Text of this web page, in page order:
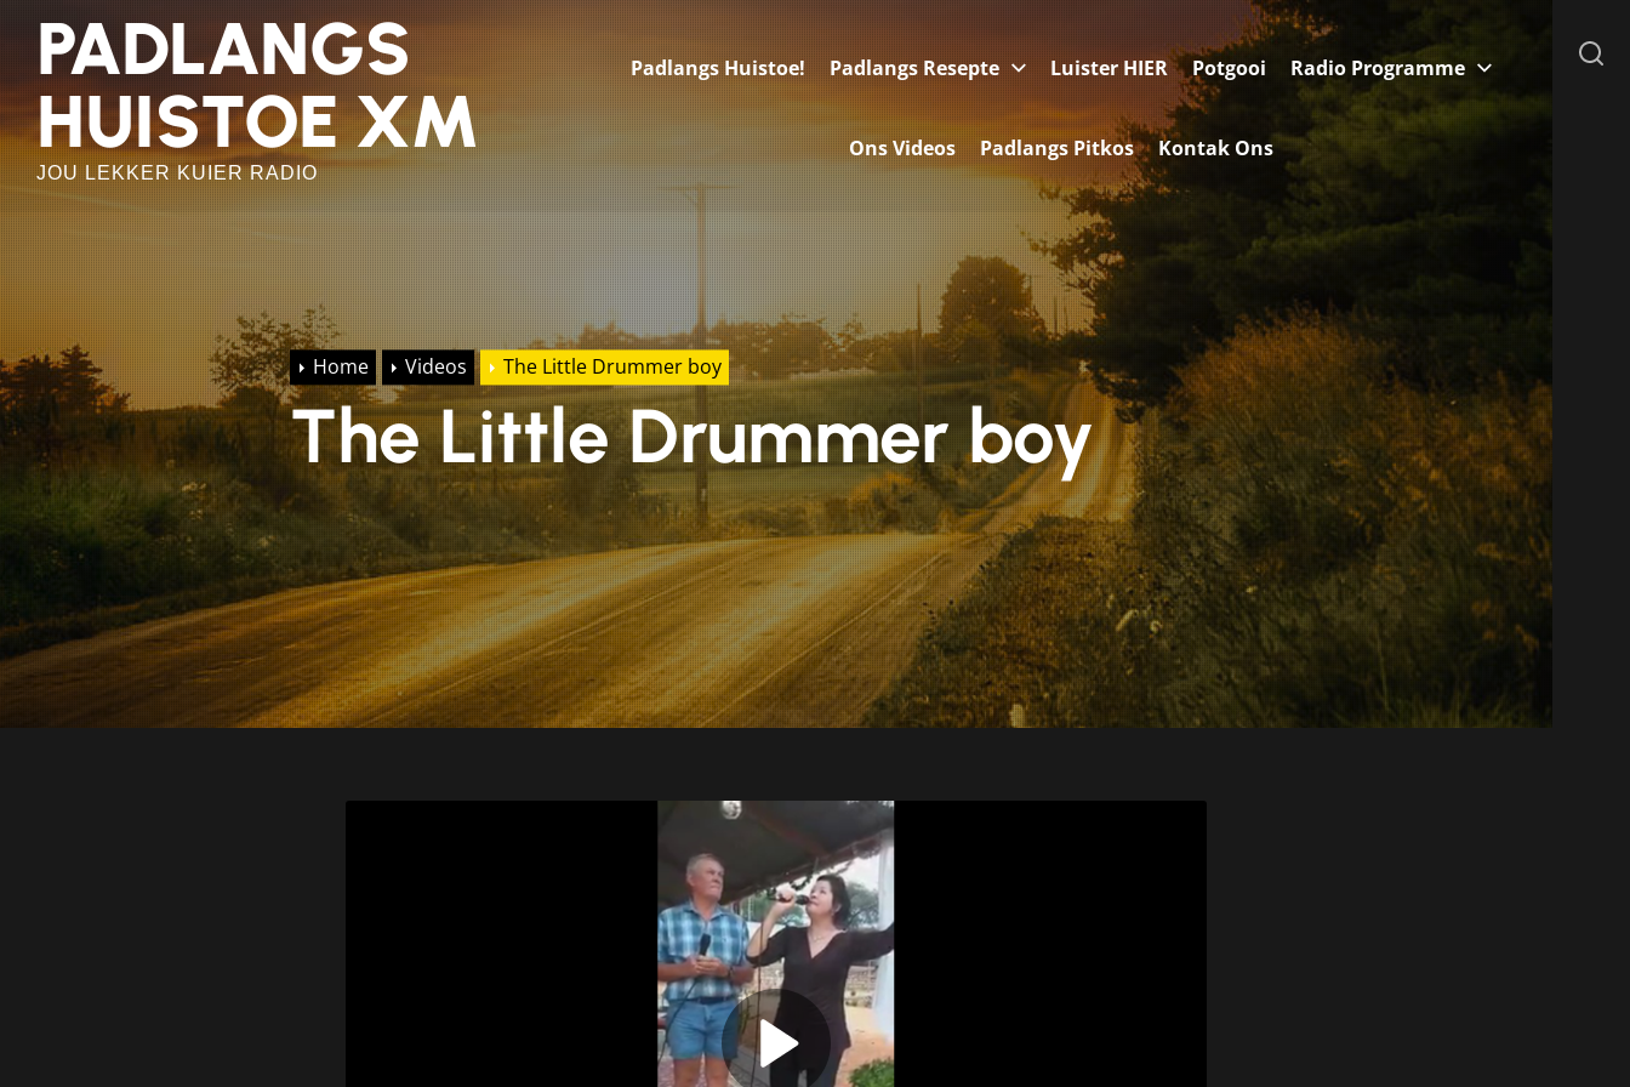
content
PADLANGS
HUISTOE XM
JOU LEKKER KUIER RADIO
Padlangs Huistoe! Padlangs Resepte Luister HIER Potgooi Radio Programme
Ons Videos Padlangs Pitkos Kontak Ons
Home Videos The Little Drummer boy
The Little Drummer boy